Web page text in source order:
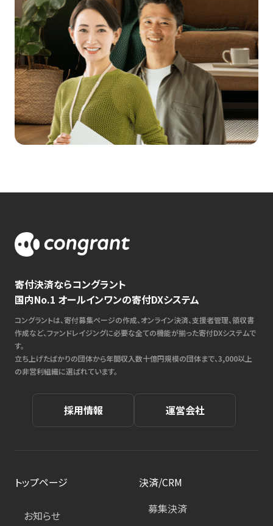
寄付決済ならコングラント
国内No.1 オールインワンの寄付DXシステム
コングラントは、寄付募集ページの作成、オンライン決済、支援者管理、領収書
作成など、ファンドレイジングに必要な全ての機能が揃った寄付DXシステムで
す。
立ち上げたばかりの団体から年間収入数十億円規模の団体まで、3,000以上
の非営利組織に選ばれています。
採用情報 運営会社
トップページ
お知らせ
決済/CRM
募集決済